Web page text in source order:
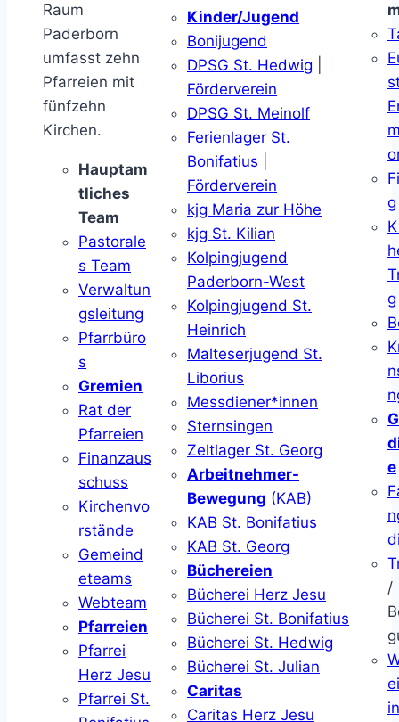
Raum
Paderborn
umfasst zehn
Pfarreien mit
fünfzehn
Kirchen.
Hauptam
tliches
Team
Pastorale
s Team
Verwaltun
gsleitung
Pfarrbüro
s
Gremien
Rat der
Pfarreien
Finanzaus
schuss
Kirchenvo
rstände
Gemeind
eteams
Webteam
Pfarreien
Pfarrei
Herz Jesu
Pfarrei St.
Kinder/Jugend
Bonijugend
DPSG St. Hedwig
Förderverein
DPSG St. Meinolf
Ferienlager St.
Bonifatius
Förderverein
kjg Maria zur Höhe
kjg St. Kilian
Kolpingjugend
Paderborn-West
Kolpingjugend St.
Heinrich
Malteserjugend St.
Liborius
Messdiener*innen
Sternsingen
Zeltlager St. Georg
Arbeitnehmer-
Bewegung (KAB)
KAB St. Bonifatius
KAB St. Georg
Büchereien
Bücherei Herz Jesu
Bücherei St. Bonifatius
Bücherei St. Hedwig
Bücherei St. Julian
Caritas
Caritas Herz Jesu
g
g
e
/